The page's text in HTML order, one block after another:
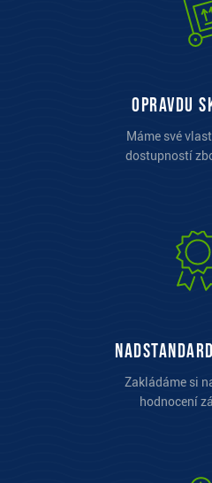
opravdu
Máme své
dostupností
Zakládáme si
hodnocení